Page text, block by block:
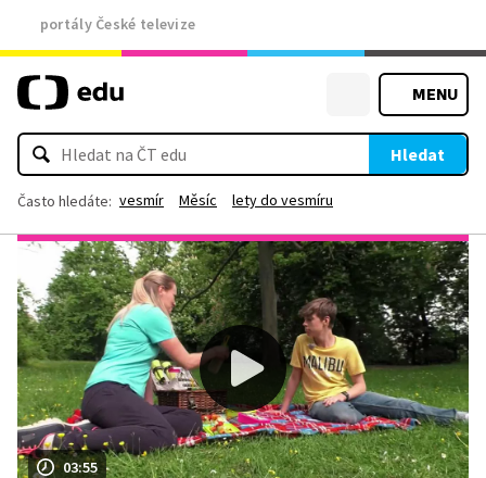
portály České televize
MENU
Hledat
Často hledáte: vesmír Měsíc lety do vesmíru
03:55